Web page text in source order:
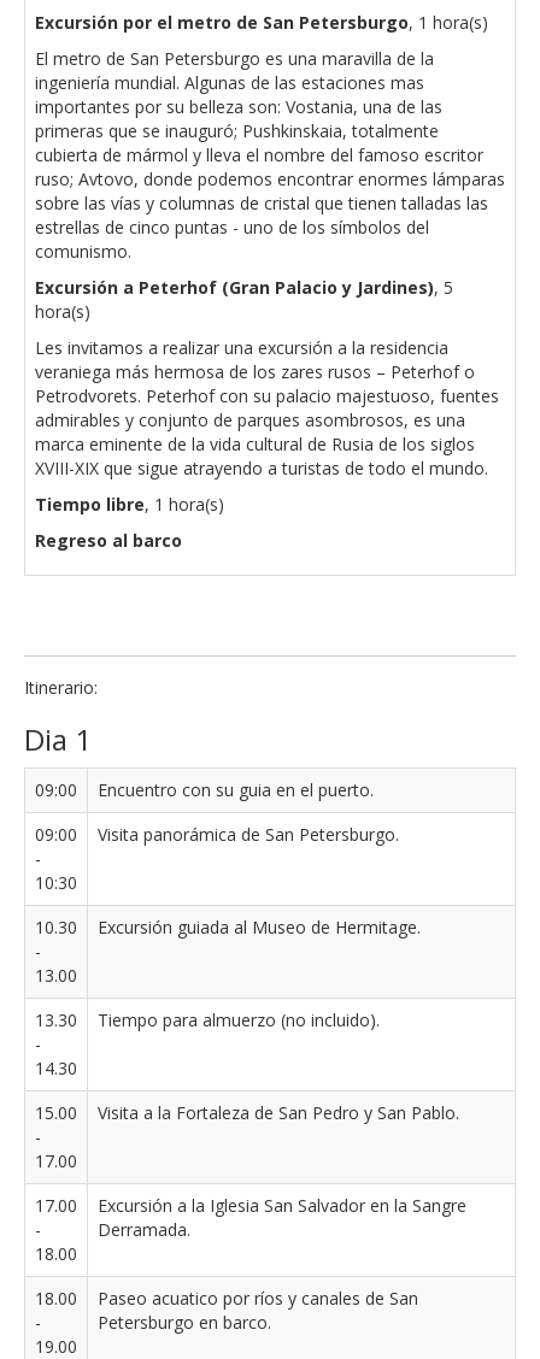
Excursión por el metro de San Petersburgo, 1 hora(s)
El metro de San Petersburgo es una maravilla de la
ingeniería mundial. Algunas de las estaciones mas
importantes por su belleza son: Vostania, una de las
primeras que se inauguró; Pushkinskaia, totalmente
cubierta de mármol y lleva el nombre del famoso escritor
ruso; Avtovo, donde podemos encontrar enormes lámparas
sobre las vías y columnas de cristal que tienen talladas las
estrellas de cinco puntas - uno de los símbolos del
comunismo.
Excursión a Peterhof (Gran Palacio y Jardines), 5
hora(s)
Les invitamos a realizar una excursión a la residencia
veraniega más hermosa de los zares rusos – Peterhof o
Petrodvorets. Peterhof con su palacio majestuoso, fuentes
admirables y conjunto de parques asombrosos, es una
marca eminente de la vida cultural de Rusia de los siglos
XVIII-XIX que sigue atrayendo a turistas de todo el mundo.
Tiempo libre, 1 hora(s)
Regreso al barco
Itinerario:
Dia 1
09:00
Encuentro con su guia en el puerto.
09:00
-
10:30
Visita panorámica de San Petersburgo.
10.30
-
13.00
Excursión guiada al Museo de Hermitage.
13.30
-
14.30
Tiempo para almuerzo (no incluido).
15.00
-
17.00
Visita a la Fortaleza de San Pedro y San Pablo.
17.00
-
18.00
Excursión a la Iglesia San Salvador en la Sangre
Derramada.
18.00
-
19.00
Paseo acuatico por ríos y canales de San
Petersburgo en barco.